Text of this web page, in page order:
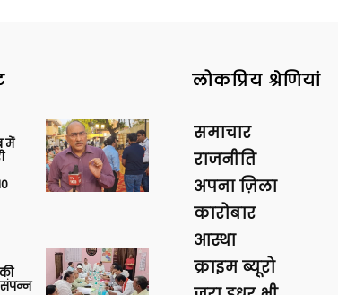
में
संपन्न
लोकप्रिय श्रेणियां
समाचार
राजनीति
अपना ज़िला
कारोबार
आस्था
क्राइम ब्यूरो